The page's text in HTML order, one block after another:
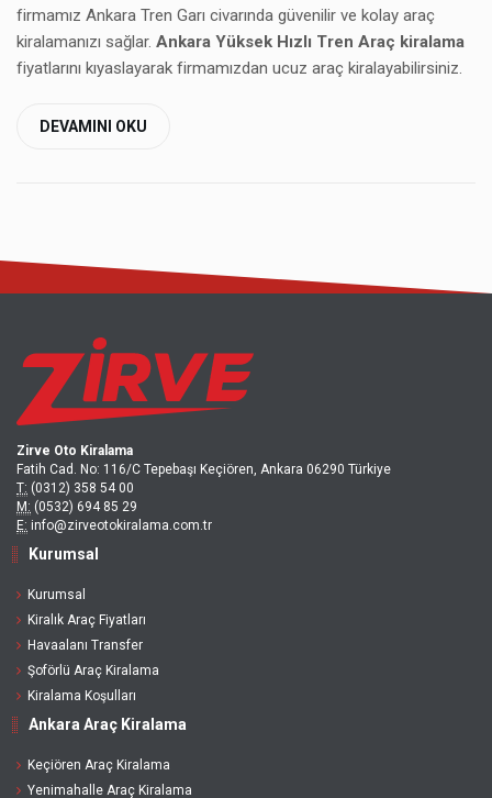
firmamız Ankara Tren Garı civarında güvenilir ve kolay araç
kiralamanızı sağlar. Ankara Yüksek Hızlı Tren Araç kiralama
fiyatlarını kıyaslayarak firmamızdan ucuz araç kiralayabilirsiniz.
DEVAMINI OKU
Zirve Oto Kiralama
Fatih Cad. No: 116/C Tepebaşı Keçiören, Ankara 06290 Türkiye
T: (0312) 358 54 00
M: (0532) 694 85 29
E: info@zirveotokiralama.com.tr
Kurumsal
Kurumsal
Kiralık Araç Fiyatları
Havaalanı Transfer
Şoförlü Araç Kiralama
Kiralama Koşulları
Ankara Araç Kiralama
Keçiören Araç Kiralama
Yenimahalle Araç Kiralama